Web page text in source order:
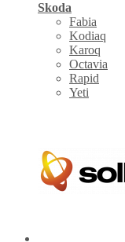
Skoda
Fabia
Kodiaq
Karoq
Octavia
Rapid
Yeti